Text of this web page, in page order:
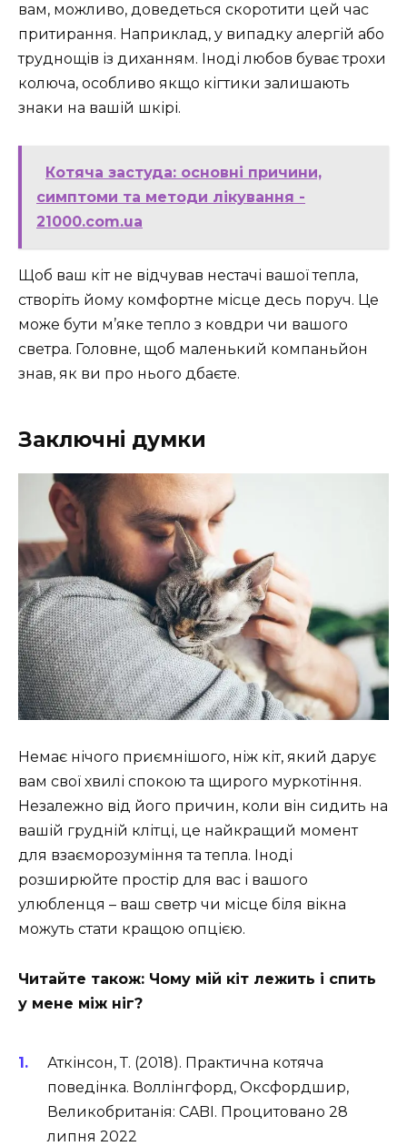
вам, можливо, доведеться скоротити цей час
притирання. Наприклад, у випадку алергій або
труднощів із диханням. Іноді любов буває трохи
колюча, особливо якщо кігтики залишають
знаки на вашій шкірі.
Котяча застуда: основні причини,
симптоми та методи лікування -
21000.com.ua
Щоб ваш кіт не відчував нестачі вашої тепла,
створіть йому комфортне місце десь поруч. Це
може бути м’яке тепло з ковдри чи вашого
светра. Головне, щоб маленький компаньйон
знав, як ви про нього дбаєте.
Заключні думки
Немає нічого приємнішого, ніж кіт, який дарує
вам свої хвилі спокою та щирого муркотіння.
Незалежно від його причин, коли він сидить на
вашій грудній клітці, це найкращий момент
для взаєморозуміння та тепла. Іноді
розширюйте простір для вас і вашого
улюбленця – ваш светр чи місце біля вікна
можуть стати кращою опцією.
Читайте також: Чому мій кіт лежить і спить
у мене між ніг?
Аткінсон, Т. (2018). Практична котяча
поведінка. Воллінгфорд, Оксфордшир,
Великобританія: CABI. Процитовано 28
липня 2022